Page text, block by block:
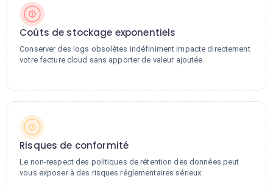
Coûts de stockage exponentiels
Conserver des logs obsolètes indéfiniment impacte directement
votre facture cloud sans apporter de valeur ajoutée.
Risques de conformité
Le non-respect des politiques de rétention des données peut
vous exposer à des risques réglementaires sérieux.